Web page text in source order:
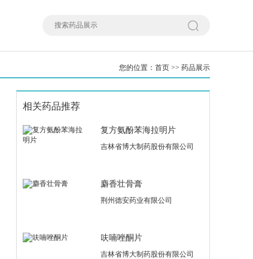
您的位置： 首页 >> 药品展示
相关药品推荐
复方氨酚苯海拉明片
吉林省博大制药股份有限公司
麝香壮骨膏
荆州德安药业有限公司
呋喃唑酮片
吉林省博大制药股份有限公司